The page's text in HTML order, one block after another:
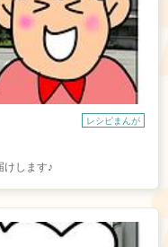
レシピまんが
けします♪